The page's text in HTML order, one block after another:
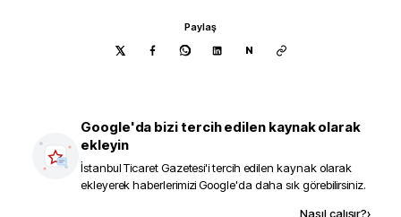
Paylaş
N
Google'da bizi tercih edilen kaynak olarak
ekleyin
İstanbul Ticaret Gazetesi'i tercih edilen kaynak olarak
ekleyerek haberlerimizi Google'da daha sık görebilirsiniz.
Nasıl çalışır?›